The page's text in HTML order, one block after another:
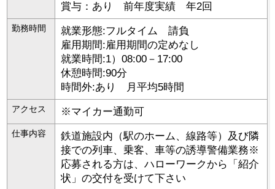
賞与：あり 前年度実績 年2回
勤務時間
就業形態:フルタイム 請負
雇用期間:雇用期間の定めなし
就業時間:1）08:00－17:00
休憩時間:90分
時間外:あり 月平均5時間
アクセス ※マイカー通勤可
仕事内容
鉄道施設内（駅のホーム、線路等）及び隣
接での列車、乗客、車等の誘導警備業務※
応募される方は、ハローワークから「紹介
状」の交付を受けて下さい